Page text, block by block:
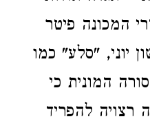
המכונה פיטר
יוני, "סלע" כמו
המונית כי
רצויה להפריד